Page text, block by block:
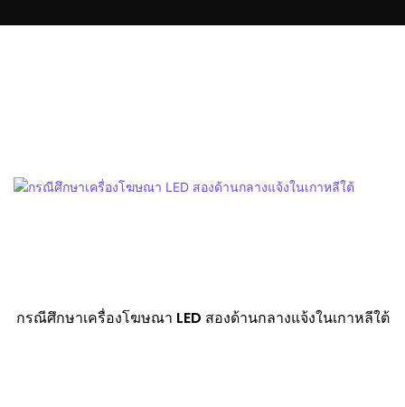
กรณีศึกษาเครื่องโฆษณา LED สองด้านกลางแจ้งในเกาหลีใต้